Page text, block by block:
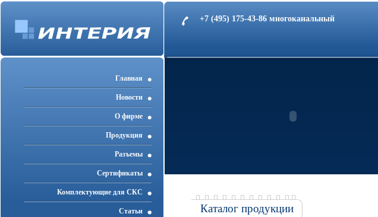
+7 (495) 175-43-86 многоканальный
Главная
Новости
О фирме
Продукция
Разъемы
Cертификаты
Комплектующие для СКС
Статьи Каталог продукции